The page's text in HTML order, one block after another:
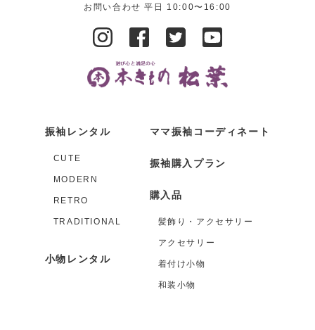
お問い合わせ 平日 10:00〜16:00
振袖レンタル
CUTE
MODERN
RETRO
TRADITIONAL
小物レンタル
ママ振袖コーディネート
振袖購入プラン
購入品
髪飾り・アクセサリー
アクセサリー
着付け小物
和装小物